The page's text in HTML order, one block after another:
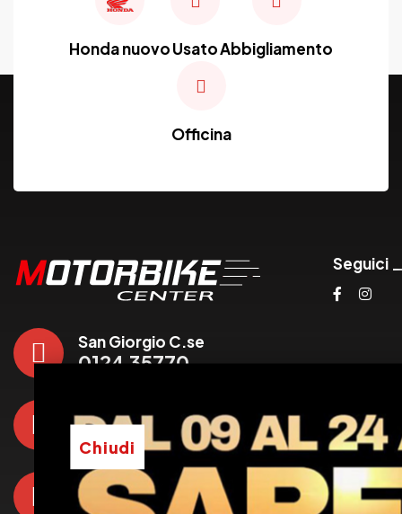
Honda nuovoUsatoAbbigliamento
Officina
Seguici
San Giorgio C.se
0124 35770
Torino
011 19902499
Collegno
011 789133
Chiudi